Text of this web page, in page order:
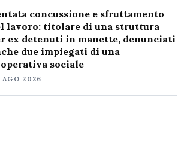
concussione e sfruttamento
lavoro: titolare di una struttura
ex detenuti in manette, denunciati
due impiegati di una
sociale
AGO 2026